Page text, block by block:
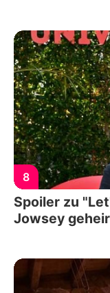
8
Spoiler zu
Jowsey